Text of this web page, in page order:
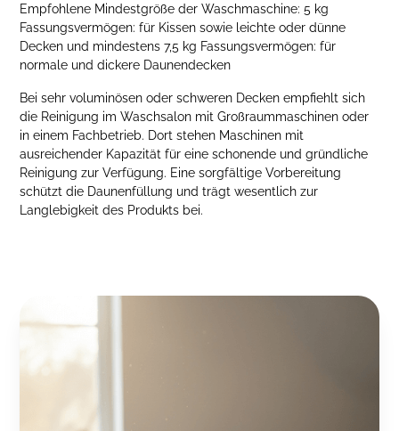
Empfohlene Mindestgröße der Waschmaschine: 5 kg
Fassungsvermögen: für Kissen sowie leichte oder dünne
Decken und mindestens 7,5 kg Fassungsvermögen: für
normale und dickere Daunendecken
Bei sehr voluminösen oder schweren Decken empfiehlt sich
die Reinigung im Waschsalon mit Großraummaschinen oder
in einem Fachbetrieb. Dort stehen Maschinen mit
ausreichender Kapazität für eine schonende und gründliche
Reinigung zur Verfügung. Eine sorgfältige Vorbereitung
schützt die Daunenfüllung und trägt wesentlich zur
Langlebigkeit des Produkts bei.